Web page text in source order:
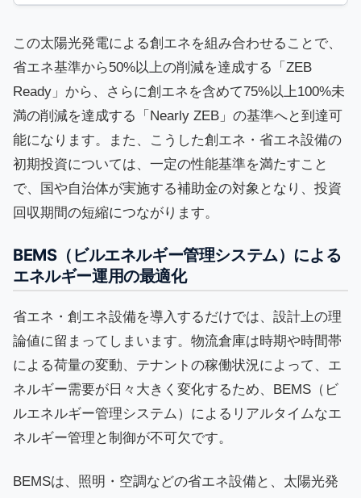
この太陽光発電による創エネを組み合わせることで、
省エネ基準から50%以上の削減を達成する「ZEB
Ready」から、さらに創エネを含めて75%以上100%未
満の削減を達成する「Nearly ZEB」の基準へと到達可
能になります。また、こうした創エネ・省エネ設備の
初期投資については、一定の性能基準を満たすこと
で、国や自治体が実施する補助金の対象となり、投資
回収期間の短縮につながります。
BEMS（ビルエネルギー管理システム）による
エネルギー運用の最適化
省エネ・創エネ設備を導入するだけでは、設計上の理
論値に留まってしまいます。物流倉庫は時期や時間帯
による荷量の変動、テナントの稼働状況によって、エ
ネルギー需要が日々大きく変化するため、BEMS（ビ
ルエネルギー管理システム）によるリアルタイムなエ
ネルギー管理と制御が不可欠です。
BEMSは、照明・空調などの省エネ設備と、太陽光発